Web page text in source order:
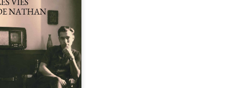
fois, Stéphane Ezra,
a pu communiquer
son père, disparu depuis
vingt ans et qu’il n’a
connu. De ce dialogue
la mort naissent des
qui retracent une vie
par la Seconde
mondiale, une identité
juive brisée, la guerre ...